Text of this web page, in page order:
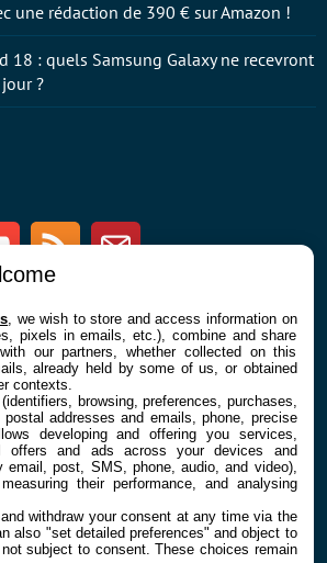
Youtube RSS Newsletter
À PROPOS
Contact
une rédaction de 390 € sur Amazon !
18 : quels Samsung Galaxy ne recevront
?
, we wish to store and access information on
pixels in emails, etc.), combine and share
our partners, whether collected on this
already held by some of us, or obtained
contexts.
browsing, preferences, purchases,
addresses and emails, phone, precise
developing and offering you services,
offers and ads across your devices and
email, post, SMS, phone, audio, and video),
their performance, and analysing
withdraw your consent at any time via the
also "set detailed preferences" and object to
subject to consent. These choices remain